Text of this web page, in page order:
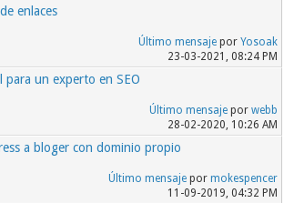
enlaces
Último mensajepor Yosoak
23-03-2021, 08:24 PM
para un experto en SEO
Último mensajepor webb
28-02-2020, 10:26 AM
a bloger con dominio propio
Último mensajepor mokespencer
11-09-2019, 04:32 PM